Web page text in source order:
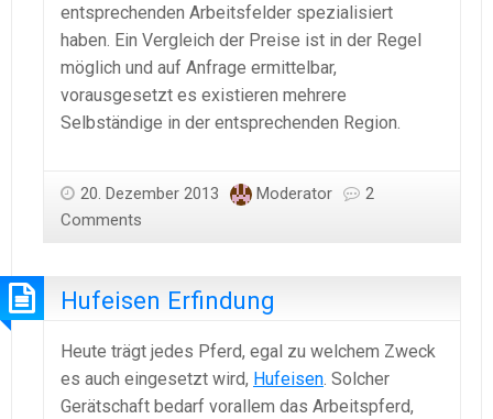
entsprechenden Arbeitsfelder spezialisiert
haben. Ein Vergleich der Preise ist in der Regel
möglich und auf Anfrage ermittelbar,
vorausgesetzt es existieren mehrere
Selbständige in der entsprechenden Region.
20. Dezember 2013 Moderator
2
Comments
Hufeisen Erfindung
Heute trägt jedes Pferd, egal zu welchem Zweck
es auch eingesetzt wird, Hufeisen. Solcher
Gerätschaft bedarf vorallem das Arbeitspferd,